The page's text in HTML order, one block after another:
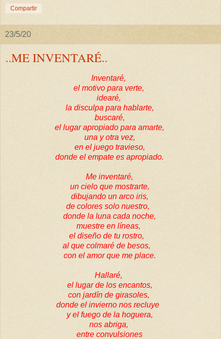
Compartir
23/5/20
..ME INVENTARÉ..
Inventaré,
el motivo para verte,
idearé,
la disculpa para hablarte,
buscaré,
el lugar apropiado para amarte,
una y otra vez,
en el juego travieso,
donde el empate es apropiado.
Me inventaré,
un cielo que mostrarte,
dibujando un arco iris,
de colores solo nuestro,
donde la luna cada noche,
muestre en líneas,
el diseño de tu rostro,
al que colmaré de besos,
con el amor que me place.
Hallaré,
el lugar de los encantos,
con jardín de girasoles,
donde el invierno nos recluye
y el fuego de la hoguera,
nos abriga,
entre convulsiones